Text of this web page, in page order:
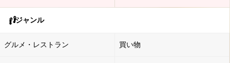
ジャンル
グルメ・レストラン 買い物